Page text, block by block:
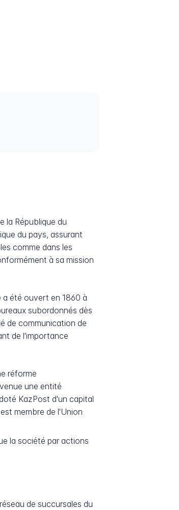
la République du
du pays, assurant
comme dans les
à sa mission
a été ouvert en 1860 à
subordonnés dès
de communication de
de l'importance
réforme
une entité
KazPost d'un capital
membre de l'Union
la société par actions
de succursales du